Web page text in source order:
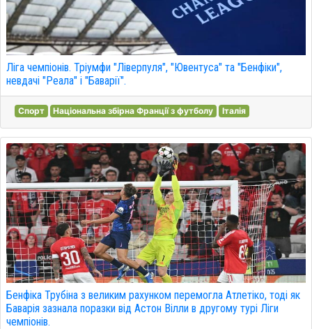
Ліга чемпіонів. Тріумфи "Ліверпуля", "Ювентуса" та "Бенфіки",
невдачі "Реала" і "Баварії".
Спорт Національна збірна Франції з футболу Італія
Бенфіка Трубіна з великим рахунком перемогла Атлетіко, тоді як
Баварія зазнала поразки від Астон Вілли в другому турі Ліги
чемпіонів.